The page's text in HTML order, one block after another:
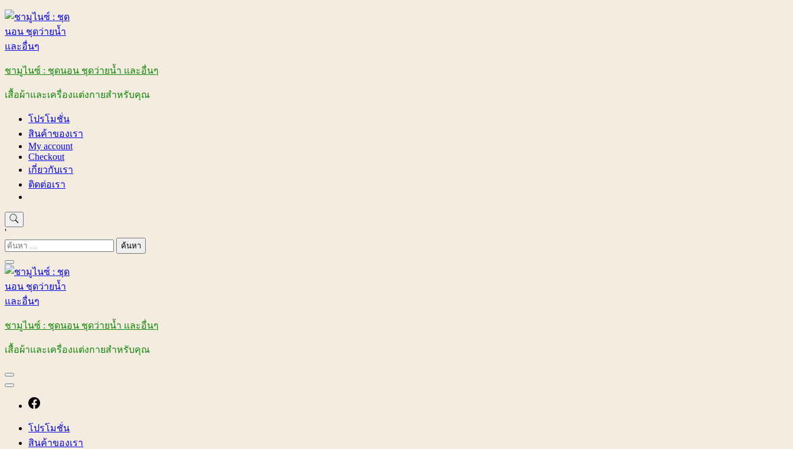
Skip
content
ชามูไนซ์ : ชุดนอน ชุดว่ายน้ำ และอื่นๆ
เสื้อผ้าและเครื่องแต่งกายสำหรับคุณ
โปรโมชั่น
สินค้าของเรา
My account
Checkout
เกี่ยวกับเรา
ติดต่อเรา
'
ค้นหา
สำหรับ:
ชามูไนซ์ : ชุดนอน ชุดว่ายน้ำ และอื่นๆ
เสื้อผ้าและเครื่องแต่งกายสำหรับคุณ
โปรโมชั่น
สินค้าของเรา